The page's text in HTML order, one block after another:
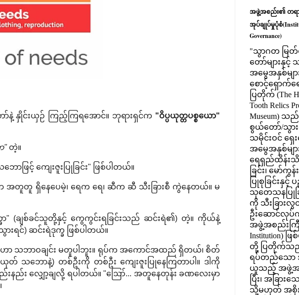
ော်နဲ့ နှိုင်းယှဉ် ကြည့်ကြရအောင်။ ဘုရားရှင်က "ဝိပ္ပယုတ္တပစ္စယော"
"တဲ့။
ာဖြင့် ကျေးဇူးပြုခြင်း" ဖြစ်ပါတယ်။
ာ အတူတူ ရှိနေပေမဲ့၊ ရေက ရေ၊ ဆီက ဆီ သီးခြားစီ ကွဲနေတယ်။ မ
ာ" (ချစ်ခင်သူတို့နှင့် ကွေကွင်းရခြင်းသည် ဆင်းရဲ၏) တဲ့။ ကိုယ်နဲ့
ရင်) ဆင်းရဲဒုက္ခ ဖြစ်ပါတယ်။
) ဟာ သဘာဝချင်း မတူပါဘူး။ ရုပ်က အကောင်အထည် ရှိတယ်၊ စိတ်
သဘောနဲ့) တစ်ဦးကို တစ်ဦး ကျေးဇူးပြုနေကြတာပါ။ ဒါကို
နည်းနည်း လျှော့ချလို့ ရပါတယ်။ "ဪ... အတူနေတုန်း ခဏလေးမှာ
အဖွဲ့အစည်း၏ တရာ
အုပ်ချုပ်မှုပုံစံ
Governance)
"သွာဂတ မြ
တော်များနှ
အမွေအနှစ်မျ
စောင့်ရှောက်
ပြတိုက် (The
Tooth Relics
Museum)
စွယ်တော်/သွား
သမိုင်းဝင် ရှေ
အမွေအနှစ်မျ
ရေရှည်ထိန်းသိ
ခြင်း၊ မော်
ပြုစုခြင်းနှင့်
သုတေသနပြုခြ
ကို သီးခြား
ဦးဆောင်လုပ်
အဖွဲ့အစည်းကြီး
Institution) ဖ
တို့ ပြတိုက်သ
ရပ်တည်သော
ယူသည့် အဖွဲ့အ
ပြီး၊ အခြာ
သို့မဟုတ် အစို